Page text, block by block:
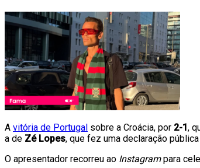
A vitória de Portugal sobre a Croácia, por 2-1,
a de Zé Lopes, que fez uma declaração
O apresentador recorreu ao Instagrampara